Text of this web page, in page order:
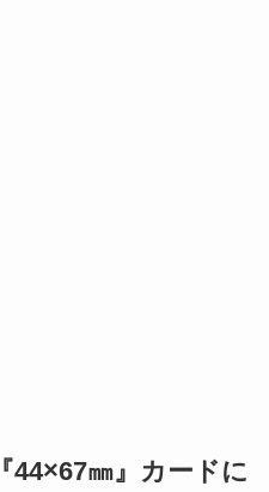
44×67㎜』カードに